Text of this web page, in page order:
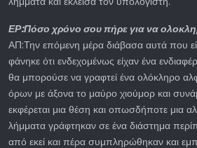
ΕΡ:Πόσο χρόνο σου πήρε για να
ΑΠ:Την επόμενη μέρα διάβασα αυτά που
φάνηκε ότι ενδεχομένως είχαν ένα
θα μπορούσε να γραφτεί ένα ολόκληρο
όρων με άξονα το μαύρο χιούμορ και
εκφέρεται μια θέση και οπωσδήποτε μια
λήμματα γράφτηκαν σε ένα διάστημα
από εκεί και πέρα συμπληρώθηκαν και